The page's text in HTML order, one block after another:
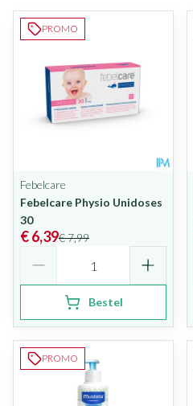
PROMO
Febelcare
Febelcare Physio Unidoses
30
€ 7,99
€ 6,39
Bestel
PROMO